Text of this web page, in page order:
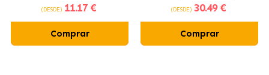
Ferplast
(DESDE) 11.17 €
Comprar
(DESDE) 30.49 €
Comprar